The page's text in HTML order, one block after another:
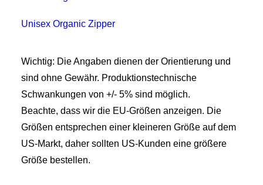
Unisex Organic Zipper
Wichtig: Die Angaben dienen der Orientierung und
sind ohne Gewähr. Produktionstechnische
Schwankungen von +/- 5% sind möglich.
Beachte, dass wir die EU-Größen anzeigen. Die
Größen entsprechen einer kleineren Größe auf dem
US-Markt, daher sollten US-Kunden eine größere
Größe bestellen.